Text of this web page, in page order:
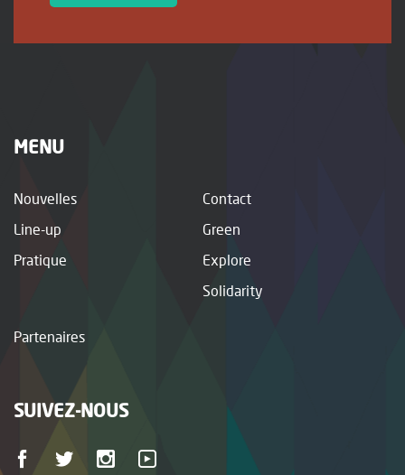
MENU
Nouvelles
Line-up
Pratique
Contact
Green
Explore
Solidarity
Partenaires
SUIVEZ-NOUS